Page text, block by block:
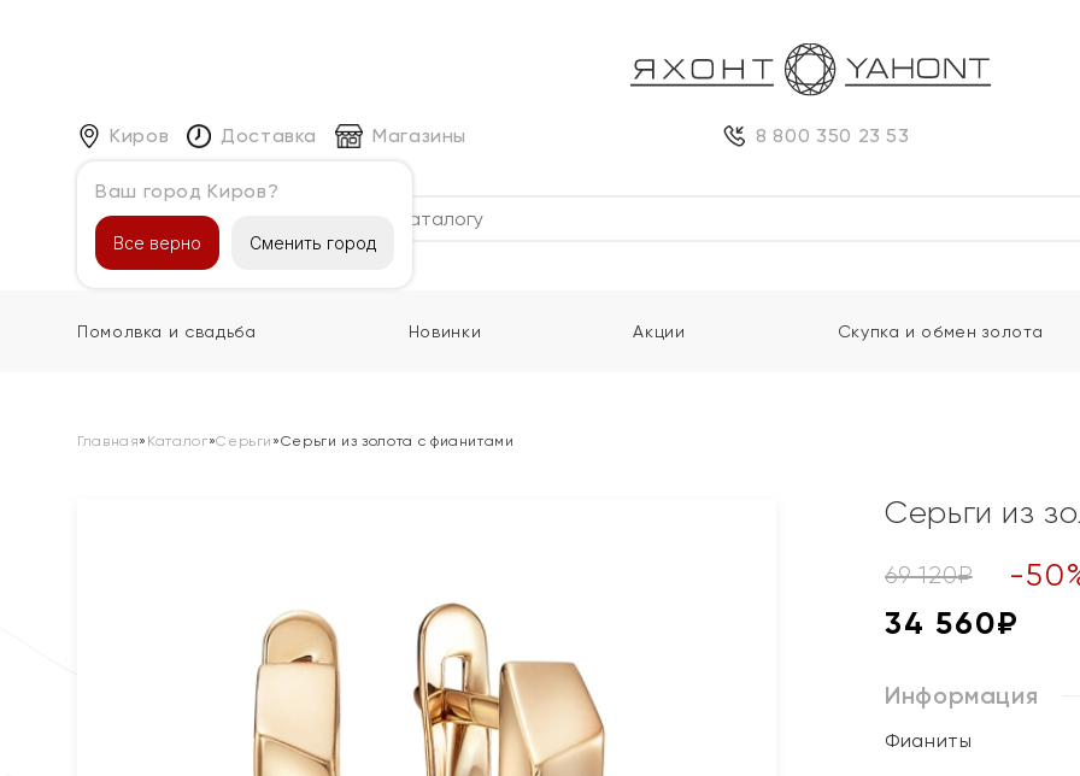
Киров
Ваш город Киров?
Все верно Сменить город
Доставка Магазины 8 800 350 23 53
Каталог
Помолвка и свадьба Новинки Акции Скупка и обмен золота
Главная» Каталог»Серьги »Серьги из золота с фианитами
Серьги из
69 120₽ -50
34 560₽
Информация
Фианиты